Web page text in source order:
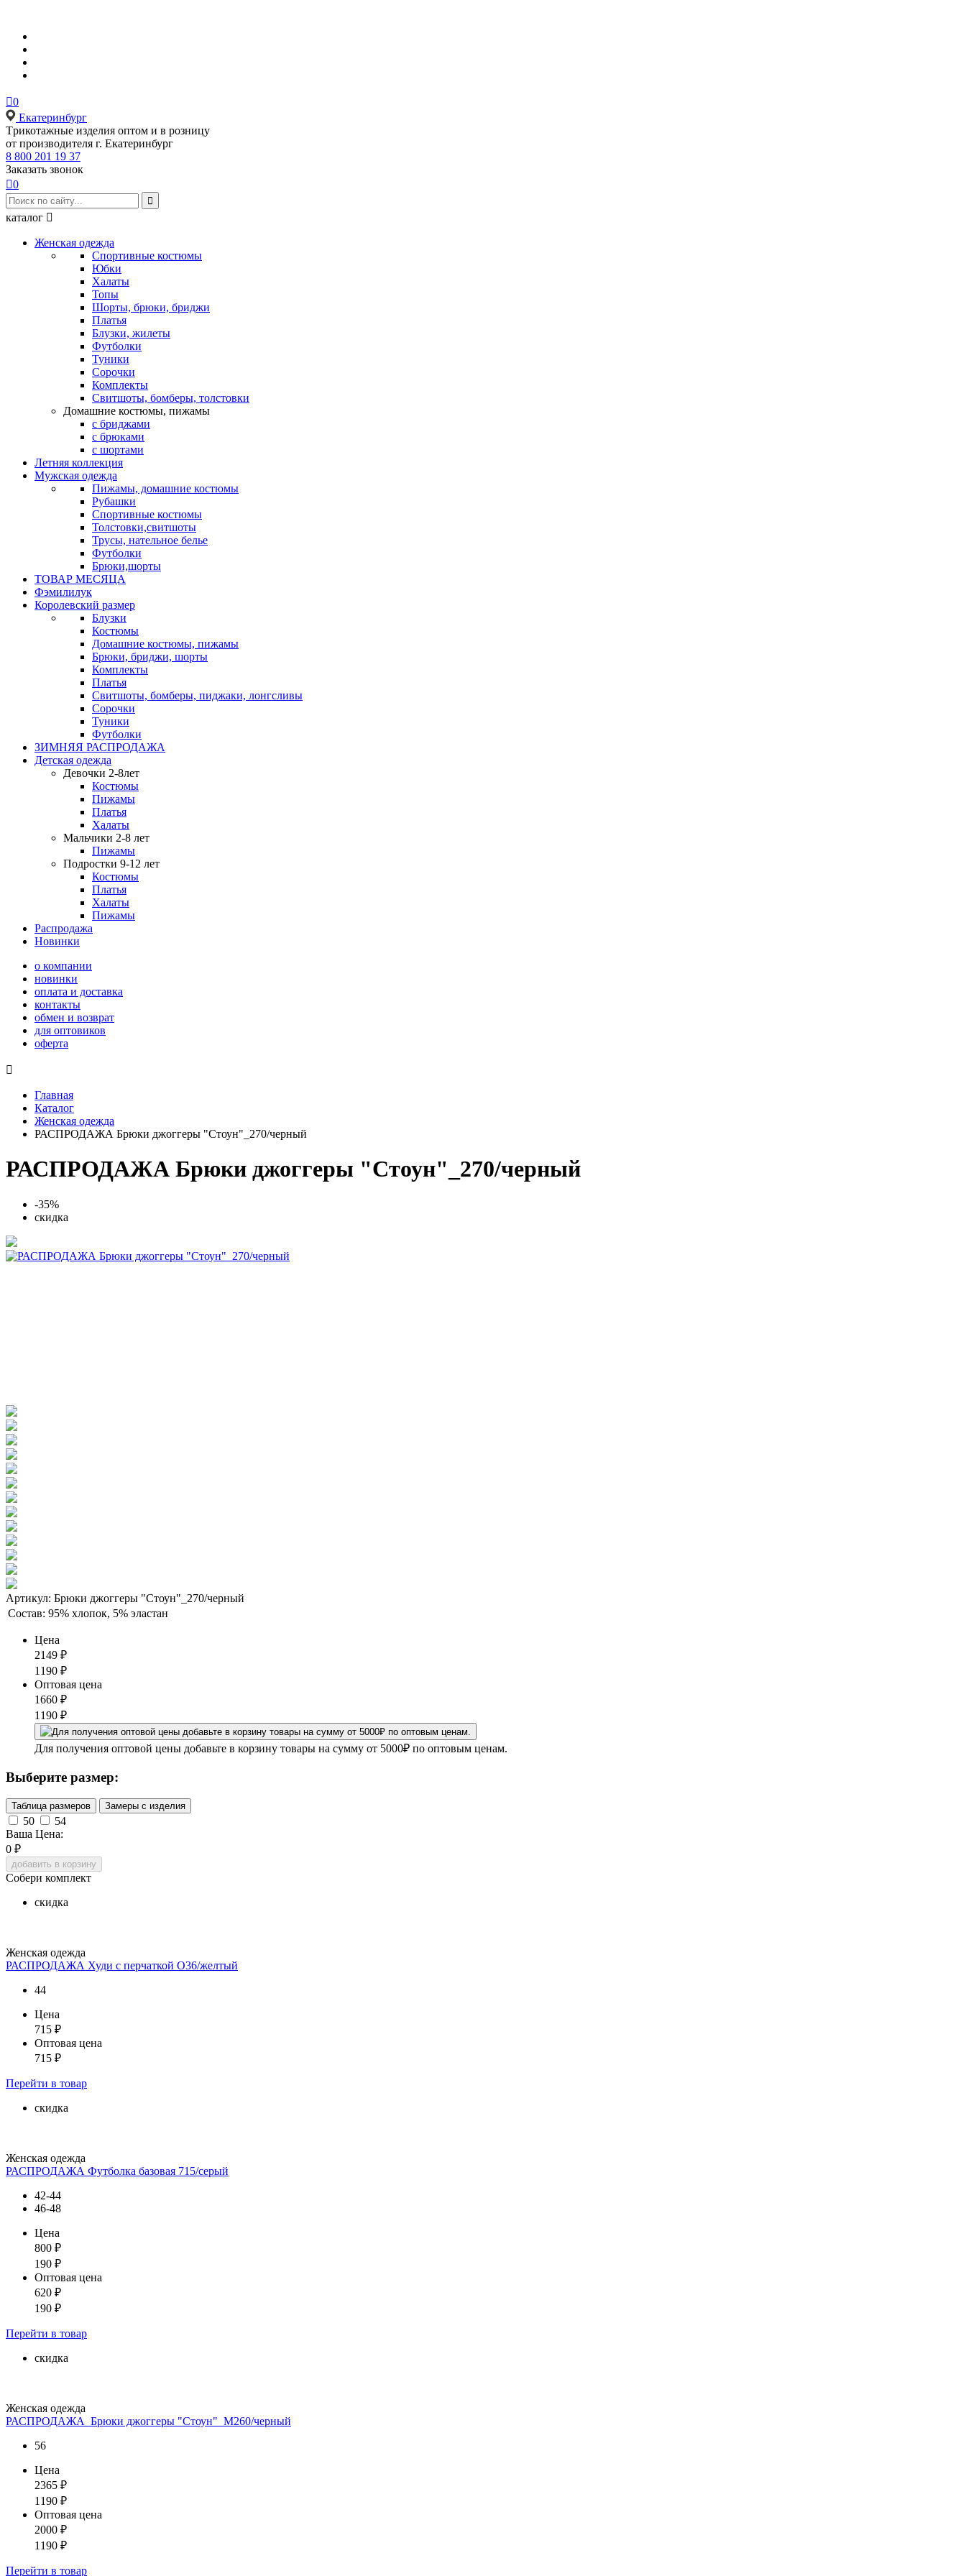
0
Екатеринбург
Tрикотажные изделия оптом и в розницу
от производителя г. Екатеринбург
8 800 201 19 37
Заказать звонок
0

каталог 
Женская одежда
Спортивные костюмы
Юбки
Халаты
Топы
Шорты, брюки, бриджи
Платья
Блузки, жилеты
Футболки
Туники
Сорочки
Комплекты
Свитшоты, бомберы, толстовки
Домашние костюмы, пижамы
с бриджами
с брюками
с шортами
Летняя коллекция
Мужская одежда
Пижамы, домашние костюмы
Рубашки
Спортивные костюмы
Толстовки,свитшоты
Трусы, нательное белье
Футболки
Брюки,шорты
ТОВАР МЕСЯЦА
Фэмилилук
Королевский размер
Блузки
Костюмы
Домашние костюмы, пижамы
Брюки, бриджи, шорты
Комплекты
Платья
Свитшоты, бомберы, пиджаки, лонгсливы
Сорочки
Туники
Футболки
ЗИМНЯЯ РАСПРОДАЖА
Детская одежда
Девочки 2-8лет
Костюмы
Пижамы
Платья
Халаты
Мальчики 2-8 лет
Пижамы
Подростки 9-12 лет
Костюмы
Платья
Халаты
Пижамы
Распродажа
Новинки
о компании
новинки
оплата и доставка
контакты
обмен и возврат
для оптовиков
оферта

Главная
Каталог
Женская одежда
РАСПРОДАЖА Брюки джоггеры "Стоун"_270/черный
РАСПРОДАЖА Брюки джоггеры "Стоун"_270/черный
-35%
скидка
Артикул: Брюки джоггеры "Стоун"_270/черный
Состав: 95% хлопок, 5% эластан
Цена
2149 ₽
1190 ₽
Оптовая цена
1660 ₽
1190 ₽
Для получения оптовой цены добавьте в корзину товары на сумму от 5000₽ по оптовым ценам.
Выберите размер:
Таблица размеров Замеры с изделия
50
54
Ваша Цена:
0 ₽
добавить в корзину
Собери комплект
скидка
Женская одежда
РАСПРОДАЖА Худи с перчаткой О36/желтый
44
Цена
715 ₽
Оптовая цена
715 ₽
Перейти в товар
скидка
Женская одежда
РАСПРОДАЖА Футболка базовая 715/серый
42-44
46-48
Цена
800 ₽
190 ₽
Оптовая цена
620 ₽
190 ₽
Перейти в товар
скидка
Женская одежда
РАСПРОДАЖА_Брюки джоггеры "Стоун"_М260/черный
56
Цена
2365 ₽
1190 ₽
Оптовая цена
2000 ₽
1190 ₽
Перейти в товар